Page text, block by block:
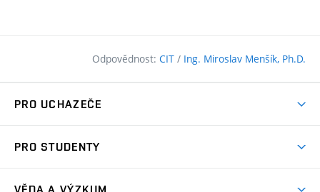
Odpovědnost: CIT / Ing. Miroslav Menšík, Ph.D.
PRO UCHAZEČE
Přijímačky
PRO STUDENTY